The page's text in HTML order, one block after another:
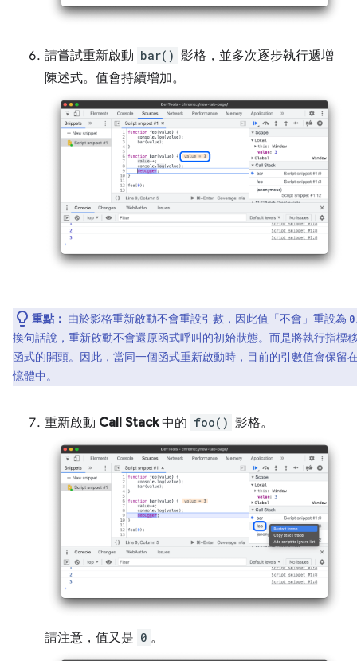
請嘗試重新啟動 bar() 影格，並多次逐步執行遞增
陳述式。值會持續增加。
重點： 由於影格重新啟動不會重設引數，因此值「不會」 重設為 0
換句話說，重新啟動不會還原函式呼叫的初始狀態。而是將執行指標
函式的開頭。因此，當同一個函式重新啟動時，目前的引數值會保留
憶體中。
重新啟動 Call Stack中的 foo() 影格。
請注意，值又是 0 。